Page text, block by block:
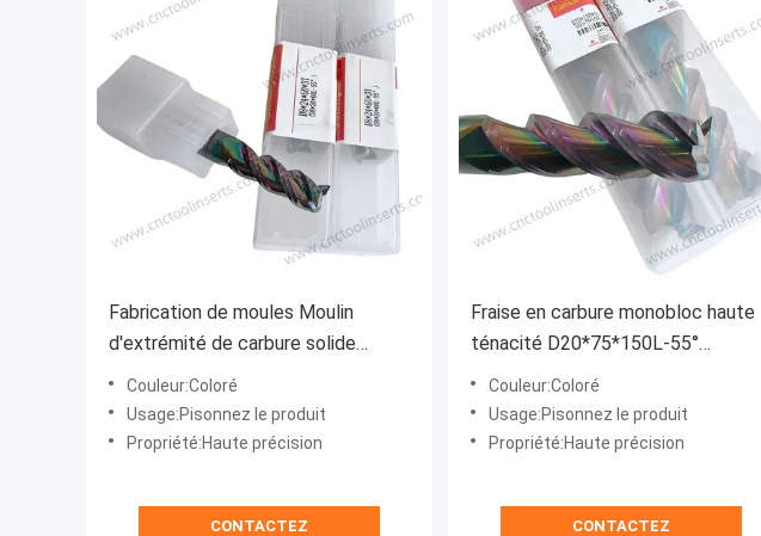
Fabrication de moules Moulin
d'extrémité de carbure solide
D8*24*60L-55°
Couleur:Coloré
Usage:Pisonnez le produit
Propriété:Haute précision
CONTACTEZ
Fraise en carbure monobloc haute
ténacité D20*75*150L-55°
(D20*150*3T) Pour composants de
moteur
Couleur:Coloré
Usage:Pisonnez le produit
Propriété:Haute précision
CONTACTEZ